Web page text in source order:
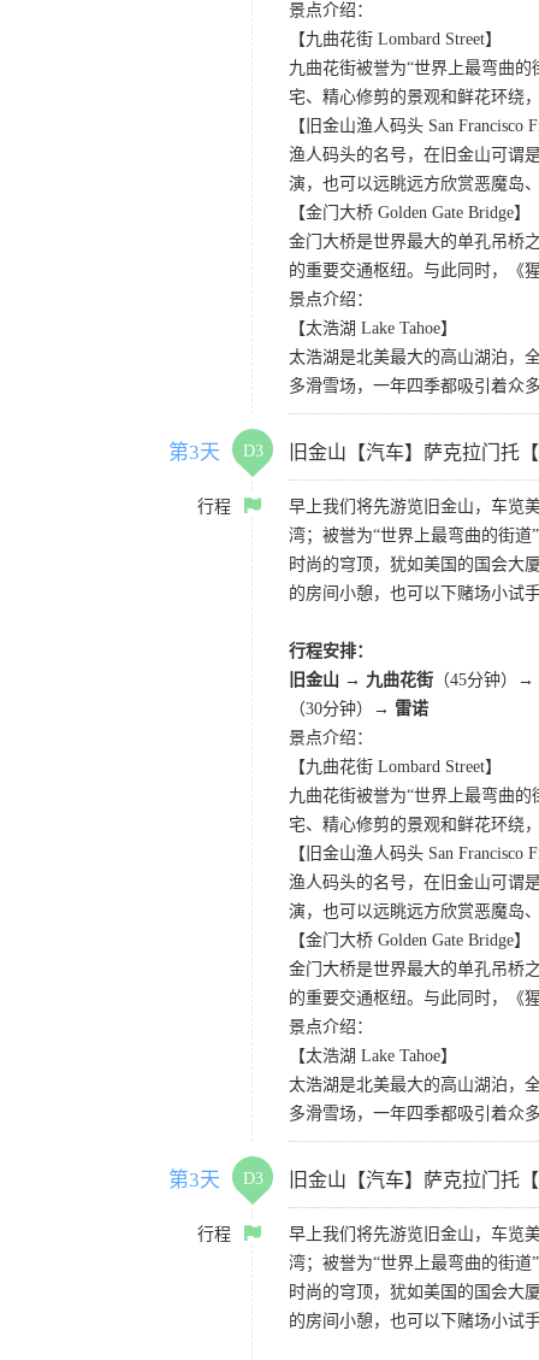
景点介绍：
【九曲花街 Lombard Street】
九曲花街被誉为“世界上最弯曲
宅、精心修剪的景观和鲜花环绕
【旧金山渔人码头 San Francisco
渔人码头的名号，在旧金山可谓
演，也可以远眺远方欣赏恶魔岛
【金门大桥 Golden Gate Bridge】
金门大桥是世界最大的单孔吊桥
的重要交通枢纽。与此同时，《
景点介绍：
【太浩湖 Lake Tahoe】
太浩湖是北美最大的高山湖泊，
多滑雪场，一年四季都吸引着众
第3天 D3 旧金山【汽车】萨克拉门托
行程
早上我们将先游览旧金山，车览
湾；被誉为“世界上最弯曲的街
时尚的穹顶，犹如美国的国会大
的房间小憩，也可以下赌场小试
行程安排：
旧金山 → 九曲花街 （45分钟）→
（30分钟）→ 雷诺
景点介绍：
【九曲花街 Lombard Street】
九曲花街被誉为“世界上最弯曲
宅、精心修剪的景观和鲜花环绕
【旧金山渔人码头 San Francisco
渔人码头的名号，在旧金山可谓
演，也可以远眺远方欣赏恶魔岛
【金门大桥 Golden Gate Bridge】
金门大桥是世界最大的单孔吊桥
的重要交通枢纽。与此同时，《
景点介绍：
【太浩湖 Lake Tahoe】
太浩湖是北美最大的高山湖泊，
多滑雪场，一年四季都吸引着众
第3天 D3 旧金山【汽车】萨克拉门托
行程
早上我们将先游览旧金山，车览
湾；被誉为“世界上最弯曲的街
时尚的穹顶，犹如美国的国会大
的房间小憩，也可以下赌场小试